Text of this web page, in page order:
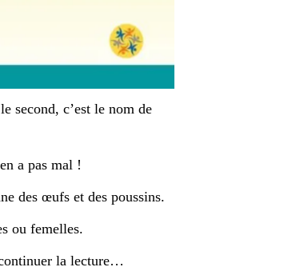
second, c’est le nom de
a pas mal !
des œufs et des poussins.
ou femelles.
la lecture…